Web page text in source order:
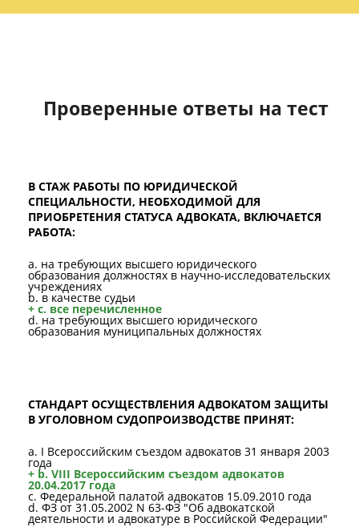
Проверенные ответы на тест
В СТАЖ РАБОТЫ ПО ЮРИДИЧЕСКОЙ
СПЕЦИАЛЬНОСТИ, НЕОБХОДИМОЙ ДЛЯ
ПРИОБРЕТЕНИЯ СТАТУСА АДВОКАТА, ВКЛЮЧАЕТСЯ
РАБОТА:
a. на требующих высшего юридического
образования должностях в научно-исследовательских
учреждениях
b. в качестве судьи
+ c. все перечисленное
d. на требующих высшего юридического
образования муниципальных должностях
СТАНДАРТ ОСУЩЕСТВЛЕНИЯ АДВОКАТОМ ЗАЩИТЫ
В УГОЛОВНОМ СУДОПРОИЗВОДСТВЕ ПРИНЯТ:
a. I Всероссийским съездом адвокатов 31 января 2003
года
+ b. VIII Всероссийским съездом адвокатов
20.04.2017 года
c. Федеральной палатой адвокатов 15.09.2010 года
d. ФЗ от 31.05.2002 N 63-ФЗ "Об адвокатской
деятельности и адвокатуре в Российской Федерации"